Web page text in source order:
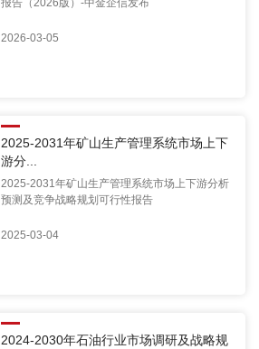
报告（2026版）-中金企信发布
2026-03-05
2025-2031年矿山生产管理系统市场上下
游分...
2025-2031年矿山生产管理系统市场上下游分析
预测及竞争战略规划可行性报告
2025-03-04
2024-2030年石油行业市场调研及战略规